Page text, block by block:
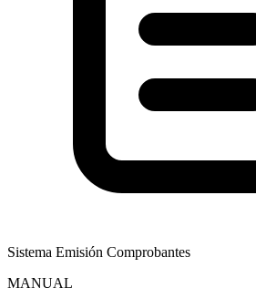
Sistema Emisión Comprobantes
MANUAL